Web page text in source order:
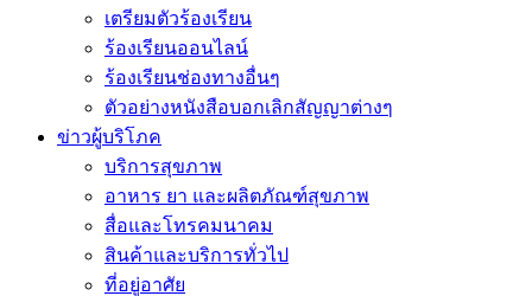
เตรียมตัวร้องเรียน
ร้องเรียนออนไลน์
ร้องเรียนช่องทางอื่นๆ
ตัวอย่างหนังสือบอกเลิกสัญญาต่างๆ
ข่าวผู้บริโภค
บริการสุขภาพ
อาหาร ยา และผลิตภัณฑ์สุขภาพ
สื่อและโทรคมนาคม
สินค้าและบริการทั่วไป
ที่อยู่อาศัย